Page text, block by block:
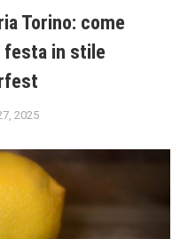
Torino: come
festa in stile
2025